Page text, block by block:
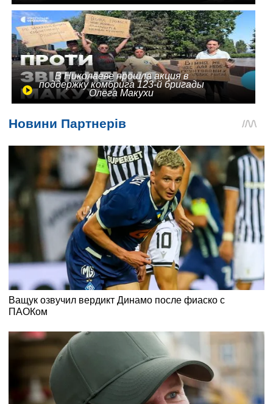
В Николаеве прошла акция в
поддержку комбрига 123-й бригады
Олега Макухи